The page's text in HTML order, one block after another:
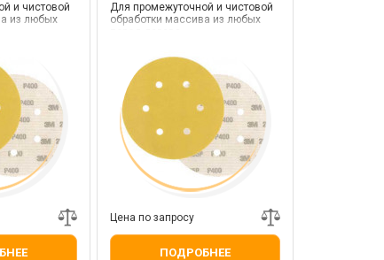
и чистовой
из любых
Для промежуточной и чистовой
обработки массива из любых
Цена по запросу
ПОДРОБНЕЕ